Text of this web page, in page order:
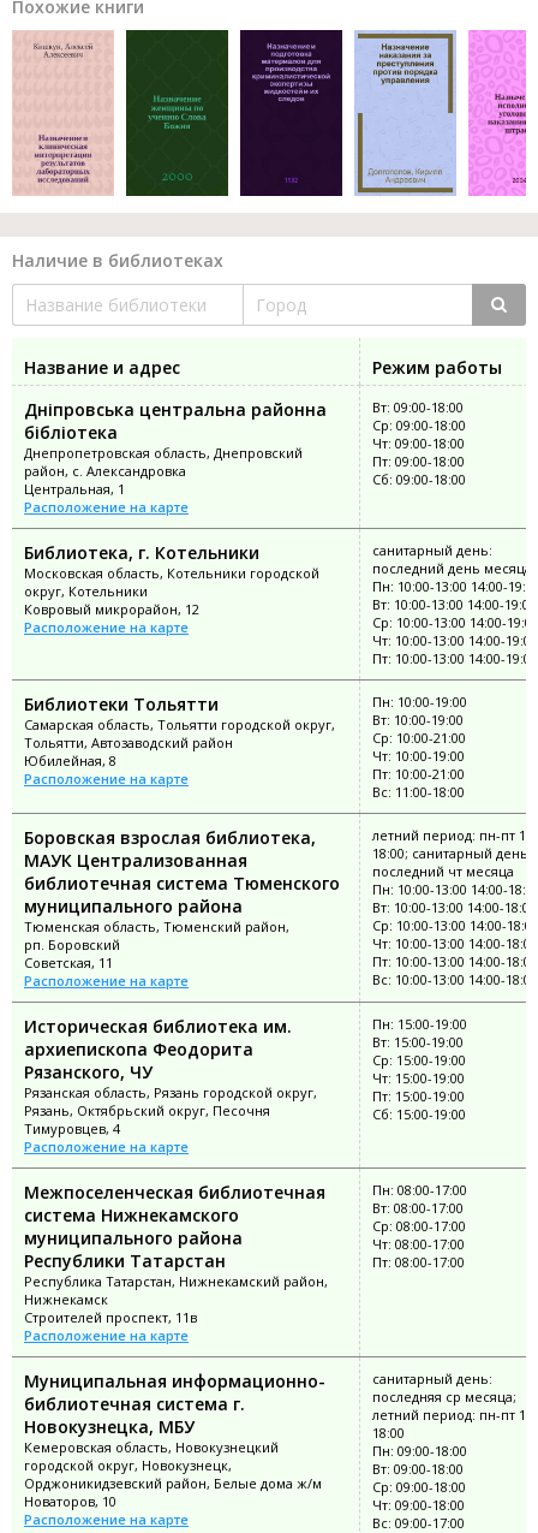
Похожие книги
Наличие в библиотеках
Название и адрес
Режим работы
Дніпровська центральна районна
бібліотека
Днепропетровская область, Днепровский
район, с. Александровка
Центральная, 1
Расположение на карте
Вт: 09:00-18:00
Ср: 09:00-18:00
Чт: 09:00-18:00
Пт: 09:00-18:00
Сб: 09:00-18:00
Библиотека, г. Котельники
Московская область, Котельники городской
округ, Котельники
Ковровый микрорайон, 12
Расположение на карте
санитарный день:
последний день месяца
Пн: 10:00-13:00 14:00-
Вт: 10:00-13:00 14:00-19:00
Ср: 10:00-13:00 14:00-19:00
Чт: 10:00-13:00 14:00-19:00
Пт: 10:00-13:00 14:00-19:00
Библиотеки Тольятти
Самарская область, Тольятти городской округ,
Тольятти, Автозаводский район
Юбилейная, 8
Расположение на карте
Пн: 10:00-19:00
Вт: 10:00-19:00
Ср: 10:00-21:00
Чт: 10:00-19:00
Пт: 10:00-21:00
Вс: 11:00-18:00
Боровская взрослая библиотека,
МАУК Централизованная
библиотечная система Тюменского
муниципального района
Тюменская область, Тюменский район,
рп. Боровский
Советская, 11
Расположение на карте
летний период: пн-пт
18:00; санитарный день:
последний чт месяца
Пн: 10:00-13:00 14:00-
Вт: 10:00-13:00 14:00-18:00
Ср: 10:00-13:00 14:00-18:00
Чт: 10:00-13:00 14:00-18:00
Пт: 10:00-13:00 14:00-18:00
Вс: 10:00-13:00 14:00-18:00
Историческая библиотека им.
архиепископа Феодорита
Рязанского, ЧУ
Рязанская область, Рязань городской округ,
Рязань, Октябрьский округ, Песочня
Тимуровцев, 4
Расположение на карте
Пн: 15:00-19:00
Вт: 15:00-19:00
Ср: 15:00-19:00
Чт: 15:00-19:00
Пт: 15:00-19:00
Сб: 15:00-19:00
Межпоселенческая библиотечная
система Нижнекамского
муниципального района
Республики Татарстан
Республика Татарстан, Нижнекамский район,
Нижнекамск
Строителей проспект, 11в
Расположение на карте
Пн: 08:00-17:00
Вт: 08:00-17:00
Ср: 08:00-17:00
Чт: 08:00-17:00
Пт: 08:00-17:00
Муниципальная информационно-
библиотечная система г.
Новокузнецка, МБУ
Кемеровская область, Новокузнецкий
городской округ, Новокузнецк,
Орджоникидзевский район, Белые дома ж/м
Новаторов, 10
Расположение на карте
санитарный день:
последняя ср месяца;
летний период: пн-пт
18:00
Пн: 09:00-18:00
Вт: 09:00-18:00
Ср: 09:00-18:00
Чт: 09:00-18:00
Вс: 09:00-17:00